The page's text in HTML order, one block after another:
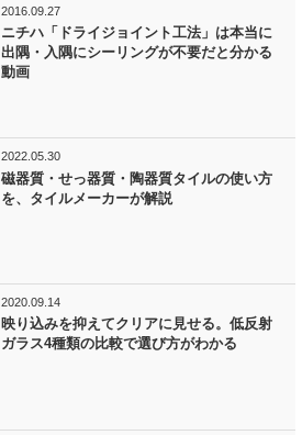
2016.09.27
ニチハ「ドライジョイント工法」は本当に
出隅・入隅にシーリングが不要だと分かる
動画
2022.05.30
磁器質・せっ器質・陶器質タイルの使い方
を、タイルメーカーが解説
2020.09.14
映り込みを抑えてクリアに見せる。低反射
ガラス4種類の比較で選び方がわかる